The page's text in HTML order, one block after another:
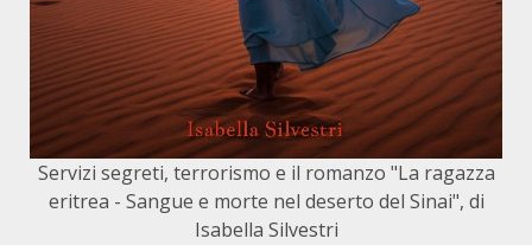
Servizi segreti, terrorismo e il romanzo "La ragazza
eritrea - Sangue e morte nel deserto del Sinai", di
Isabella Silvestri